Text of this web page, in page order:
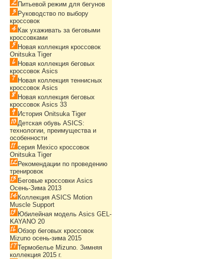
Питьевой режим для бегунов
Руководство по выбору
кроссовок
Как ухаживать за беговыми
кроссовками
Новая коллекция кроссовок
Onitsuka Tiger
Новая коллекция беговых
кроссовок Asics
Новая коллекция теннисных
кроссовок Asics
Новая коллекция беговых
кроссовок Asics 33
История Onitsuka Tiger
Детская обувь ASICS:
технологии, преимущества и
особенности
серия Mexico кроссовок
Onitsuka Tiger
Рекомендации по проведению
тренировок
Беговые кроссовки Asics
Осень-Зима 2013
Коллекция ASICS Motion
Muscle Support
Юбилейная модель Asics GEL-
KAYANO 20
Обзор беговых кроссовок
Mizuno осень-зима 2015
Термобелье Mizuno. Зимняя
коллекция 2015 г.